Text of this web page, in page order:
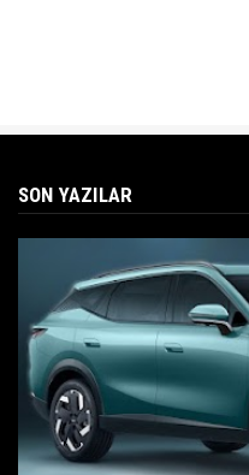
SON YAZILAR